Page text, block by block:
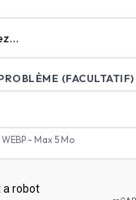
(FACULTATIF)
- Max 5 Mo